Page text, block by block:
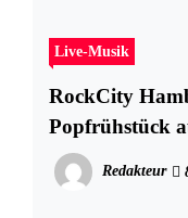
Live-Musik
RockCity
Popfrühstück
Redakteur